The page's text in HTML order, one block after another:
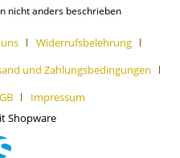
nicht anders beschrieben
Widerrufsbelehrung
und Zahlungsbedingungen
Impressum
Shopware